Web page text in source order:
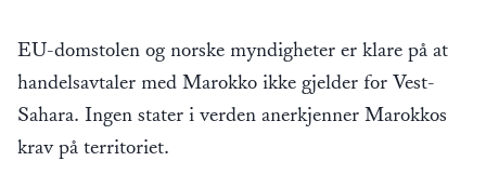
EU-domstolen og norske myndigheter er klare på at
handelsavtaler med Marokko ikke gjelder for Vest-
Sahara. Ingen stater i verden anerkjenner Marokkos
krav på territoriet.